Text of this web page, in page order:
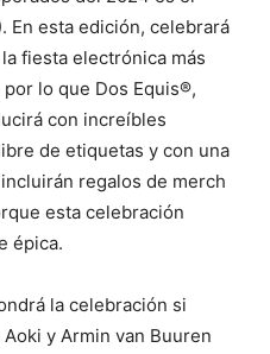
En esta edición, celebrará
fiesta electrónica más
lo que Dos Equis®,
con increíbles
de etiquetas y con una
regalos de merch
esta celebración
épica.
la celebración si
y Armin van Buuren